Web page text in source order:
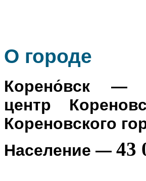
О городе
Корено́вск —
центр
Кореновского
Население — 43